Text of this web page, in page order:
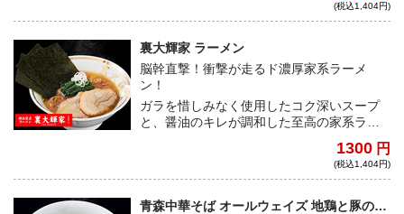
(税込1,404円)
裏大輝家 ラーメン
脳幹直撃！衝撃が走るド濃厚家系ラーメ
ン！
ガラを惜しみなく使用したコク深いスープ
と、醤油のキレが調和した至高の家系ラー
1300 円
(税込1,404円)
青森中華そば オールウェイズ 地鶏と豚の醤